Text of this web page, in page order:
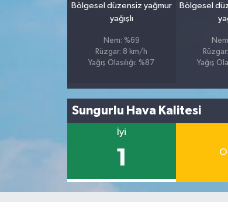
Bölgesel düzensiz yağmur
yağışlı
Nem: %69
Rüzgar: 8 km/h
Yağış Olasılığı: %87
Bölgesel
Yağış
Sungurlu Hava Kalitesi
İyi
1